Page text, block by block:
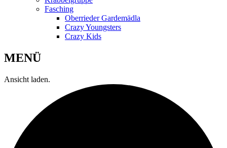
Fasching
Oberrieder Gardemädla
Crazy Youngsters
Crazy Kids
MENÜ
Ansicht laden.